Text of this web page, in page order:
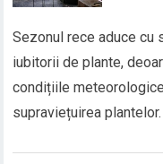
Sezonul rece aduce cu
iubitorii de plante,
condițiile
supraviețuirea